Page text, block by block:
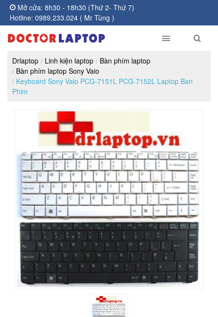
Mở cửa: 8h30 - 18h30 (Thứ 2- Thứ 7)
Hotline: 0989.233.024 ( Mr Tùng )
Drlaptop Linh kiện laptop
Bàn phím laptop
Bàn phím laptop Sony Vaio
Keyboard Sony Vaio PCG-7151L PCG-7152L Laptop Ban
Phim